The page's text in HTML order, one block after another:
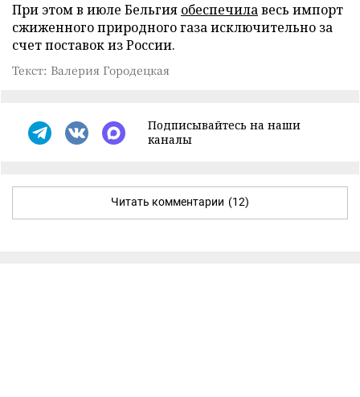
При этом в июле Бельгия обеспечилавесь импорт
сжиженного природного газа исключительно за
счет поставок из России.
Текст: Валерия Городецкая
Подписывайтесь на наши
каналы
Читать комментарии (12)